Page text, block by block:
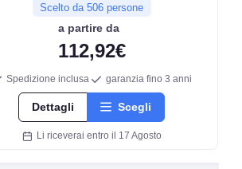
C
B
Scelto da 506 persone
a partire da
112,92€
Spedizione inclusa garanzia fino 3 anni
Dettagli Scegli
Li riceverai entro il 17 Agosto